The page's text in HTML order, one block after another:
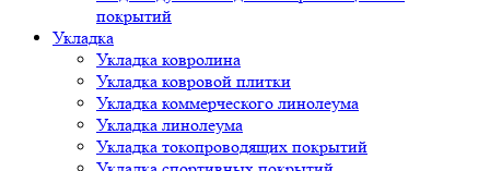
покрытий
Укладка
Укладка ковролина
Укладка ковровой плитки
Укладка коммерческого линолеума
Укладка линолеума
Укладка токопроводящих покрытий